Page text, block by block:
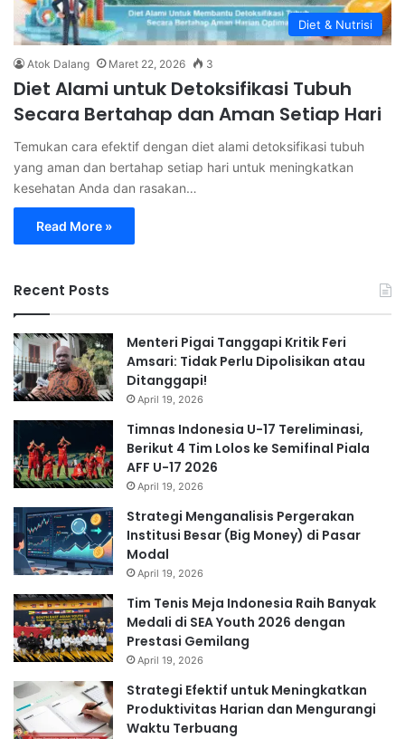
Diet & Nutrisi
Atok Dalang Maret 22, 2026 3
Diet Alami untuk Detoksifikasi Tubuh
Secara Bertahap dan Aman Setiap Hari
Temukan cara efektif dengan diet alami detoksifikasi tubuh
yang aman dan bertahap setiap hari untuk meningkatkan
kesehatan Anda dan rasakan…
Read More »
Recent Posts
Menteri Pigai Tanggapi Kritik Feri
Amsari: Tidak Perlu Dipolisikan atau
Ditanggapi!
April 19, 2026
Timnas Indonesia U-17 Tereliminasi,
Berikut 4 Tim Lolos ke Semifinal Piala
AFF U-17 2026
April 19, 2026
Strategi Menganalisis Pergerakan
Institusi Besar (Big Money) di Pasar
Modal
April 19, 2026
Tim Tenis Meja Indonesia Raih Banyak
Medali di SEA Youth 2026 dengan
Prestasi Gemilang
April 19, 2026
Strategi Efektif untuk Meningkatkan
Produktivitas Harian dan Mengurangi
Waktu Terbuang